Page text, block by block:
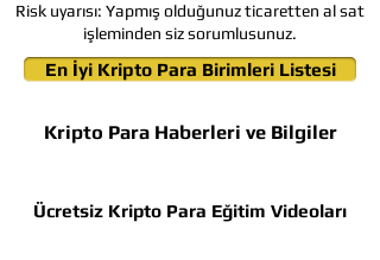
Ücretsiz Kripto Para Eğitim Videoları
Kripto Para Haberleri ve Bilgiler
En İyi Kripto Para Birimleri Listesi
Risk uyarısı: Yapmış olduğunuz ticaretten al sat
işleminden siz sorumlusunuz.